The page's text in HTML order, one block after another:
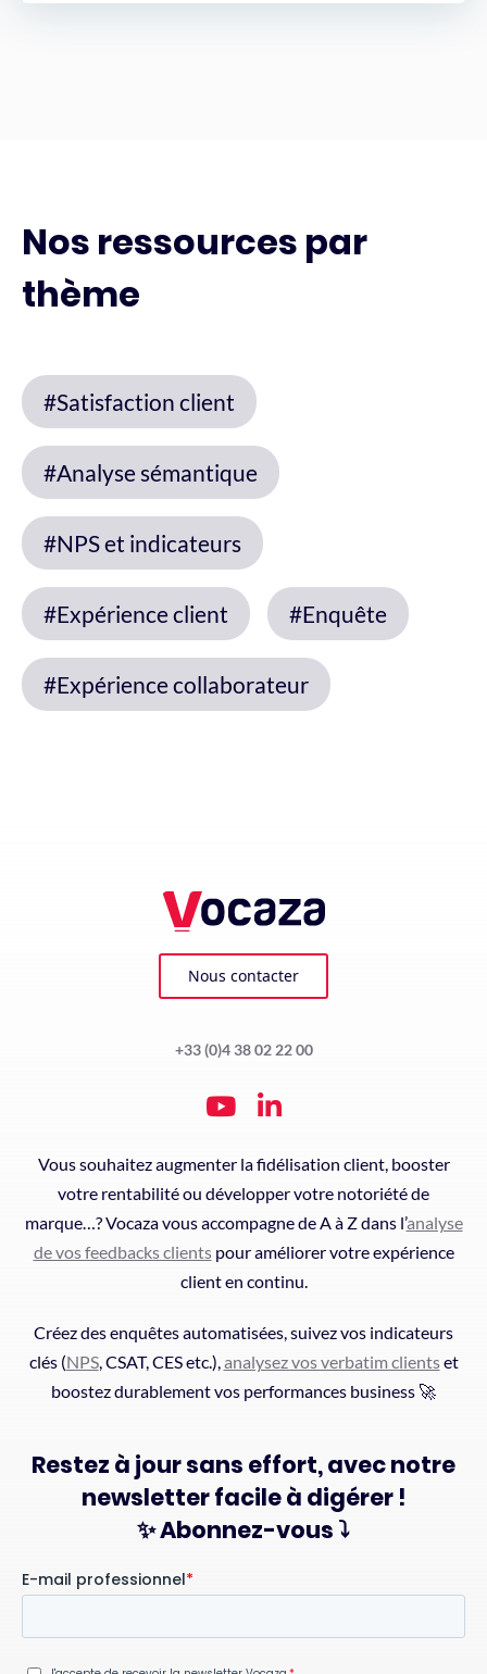
Nos ressources par
thème
#Satisfaction client
#Analyse sémantique
#NPS et indicateurs
#Expérience client #Enquête
#Expérience collaborateur
Nous contacter
+33 (0)4 38 02 22 00
Vous souhaitez augmenter la fidélisation client, booster
votre rentabilité ou développer votre notoriété de
marque…? Vocaza vous accompagne de A à Z dans l’analyse
de vos feedbacks clientspour améliorer votre expérience
client en continu.
Créez des enquêtes automatisées, suivez vos indicateurs
clés (NPS, CSAT, CES etc.), analysez vos verbatim clientset
boostez durablement vos performances business 🚀
Restez à jour sans effort, avec notre
newsletter facile à digérer !
✨ Abonnez-vous ⤵️